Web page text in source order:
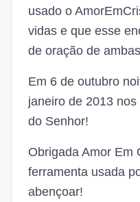
usado o
vidas e que esse
de oração de
Em 6 de outubro
janeiro de 2013
do Senhor!
Obrigada Amor Em
ferramenta usada
abençoar!